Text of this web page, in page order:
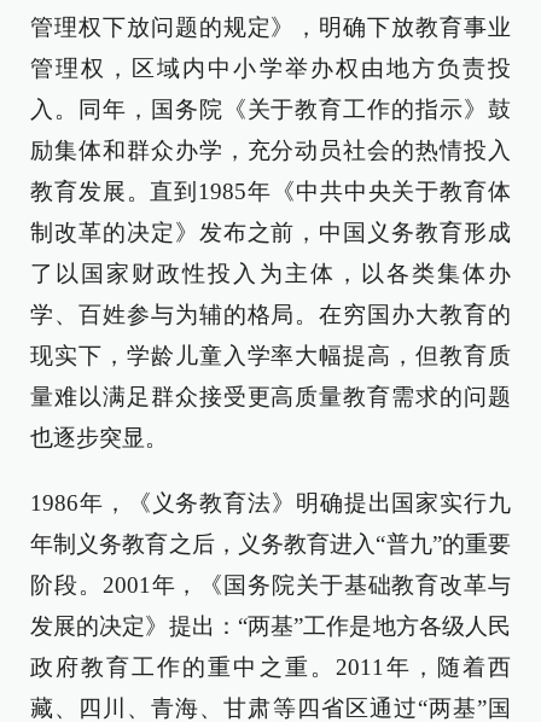
管理权下放问题的规定》，明确下放教育事业
管理权，区域内中小学举办权由地方负责投
入。同年，国务院《关于教育工作的指示》鼓
励集体和群众办学，充分动员社会的热情投入
教育发展。直到1985年《中共中央关于教育体
制改革的决定》发布之前，中国义务教育形成
了以国家财政性投入为主体，以各类集体办
学、百姓参与为辅的格局。在穷国办大教育的
现实下，学龄儿童入学率大幅提高，但教育质
量难以满足群众接受更高质量教育需求的问题
也逐步突显。
1986年，《义务教育法》明确提出国家实行九
年制义务教育之后，义务教育进入“普九”的重要
阶段。2001年，《国务院关于基础教育改革与
发展的决定》提出：“两基”工作是地方各级人民
政府教育工作的重中之重。2011年，随着西
藏、四川、青海、甘肃等四省区通过“两基”国